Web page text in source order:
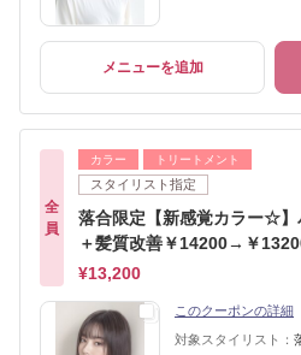
メニューを追加
全
員
カラー トリートメント
スタイリスト指定
落合限定【新感覚カラー☆】
＋髪質改善￥14200→￥
¥13,200
このクーポンの詳細
対象スタイリスト：